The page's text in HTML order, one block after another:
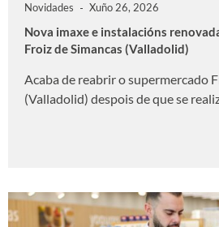
Novidades Xuño 26, 2026
Nova imaxe e instalacións
Froiz de Simancas (Valladolid)
Acaba de reabrir o supermercado
(Valladolid) despois de que se